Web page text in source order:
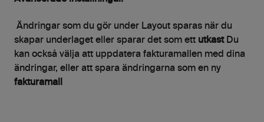
Ändringar som du gör under Layout sparas när du
skapar underlaget eller sparar det som ett utkastDu
kan också välja att uppdatera fakturamallen med dina
ändringar, eller att spara ändringarna som en ny
fakturamall